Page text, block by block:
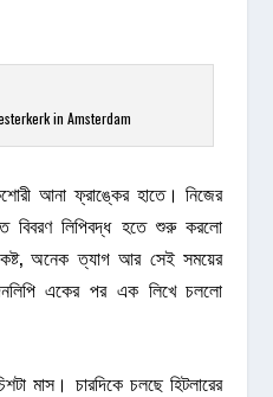
in Amsterdam
আনা ফ্রাঙ্কের হাতে। নিজের
বিবরণ লিপিবদ্ধ হতে শুরু করলো
অনেক ত্যাগ আর সেই সময়ের
একের পর এক লিখে চললো
মাস। চারদিকে চলছে হিটলারের